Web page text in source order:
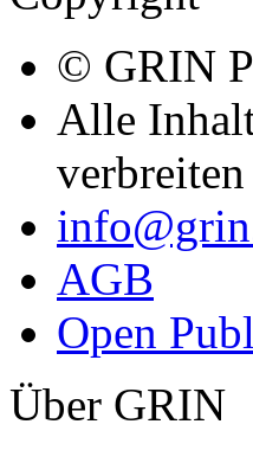
© GRIN
Alle
AGB
Open
Über GRIN